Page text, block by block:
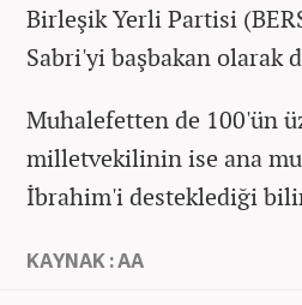
Birleşik Yerli Partisi
Sabri'yi başbakan olarak
Muhalefetten de 100'ün
milletvekilinin ise ana
İbrahim'i desteklediği
KAYNAK : AA